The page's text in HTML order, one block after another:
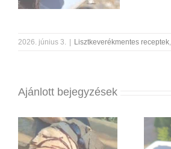
2026. június 3. Lisztkeverékmentes receptek,
Ajánlott bejegyzések